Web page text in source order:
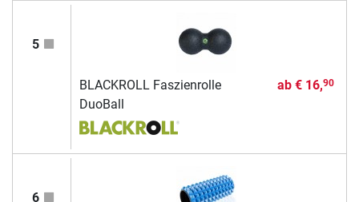
5
BLACKROLL Faszienrolle
DuoBall
ab € 16,90
6